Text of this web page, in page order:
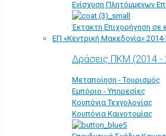
Ενίσχυση Πλητόμμενων
Έκτακτη Επιχορήγηση σε
ΕΠ «Kεντρική Μακεδονία»
Δράσεις ΠΚΜ (2014 -
Μεταποίηση - Τουρισμός
Εμπόριο - Υπηρεσίες
Κουπόνια Τεχνολογίας
Κουπόνια Καινοτομίας